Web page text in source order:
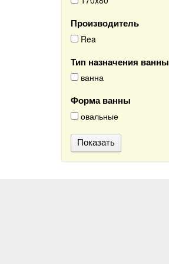
Производитель
Rea
Тип назначения ванны
ванна
Форма ванны
овальные